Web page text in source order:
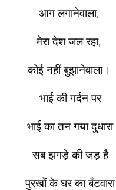
आग लगानेवाला,
मेरा देश जल रहा,
कोई नहीं बुझानेवाला।
भाई की गर्दन पर
भाईका तन गया दुधारा
सब झगड़े की जड़ है
पुरखों के घर का बँटवारा